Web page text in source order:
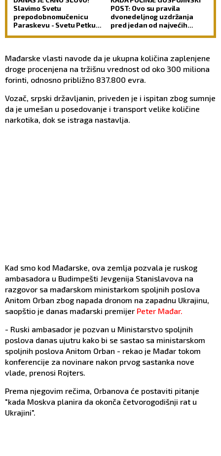
Slavimo Svetu
prepodobnomučenicu
Paraskevu - Svetu Petku
POST: Ovo su pravila
dvonedeljnog uzdržanja
pred jedan od najvećih
Mađarske vlasti navode da je ukupna količina zaplenjene
droge procenjena na tržišnu vrednost od oko 300 miliona
forinti, odnosno približno 837.800 evra.
Vozač, srpski državljanin, priveden je i ispitan zbog sumnje
da je umešan u posedovanje i transport velike količine
narkotika, dok se istraga nastavlja.
Kad smo kod Mađarske, ova zemlja pozvala je ruskog
ambasadora u Budimpešti Jevgenija Stanislavova na
razgovor sa mađarskom ministarkom spoljnih poslova
Anitom Orban zbog napada dronom na zapadnu Ukrajinu,
saopštio je danas mađarski premijer Peter Mađar.
- Ruski ambasador je pozvan u Ministarstvo spoljnih
poslova danas ujutru kako bi se sastao sa ministarskom
spoljnih poslova Anitom Orban - rekao je Mađar tokom
konferencije za novinare nakon prvog sastanka nove
vlade, prenosi Rojters.
Prema njegovim rečima, Orbanova će postaviti pitanje
"kada Moskva planira da okonča četvorogodišnji rat u
Ukrajini".